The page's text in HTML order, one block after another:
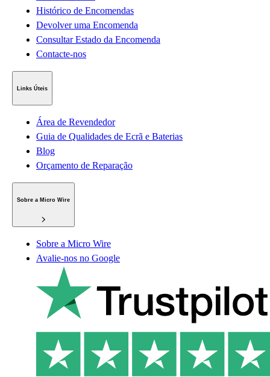
Histórico de Encomendas
Devolver uma Encomenda
Consultar Estado da Encomenda
Contacte-nos
Links Úteis
Área de Revendedor
Guia de Qualidades de Ecrã e Baterias
Blog
Orçamento de Reparação
Sobre a Micro Wire
Sobre a Micro Wire
Avalie-nos no Google